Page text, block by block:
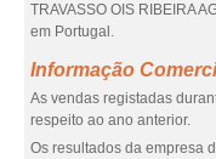
TRAVASSO OIS RIBEIRA
em Portugal.
Informação
As vendas registadas
respeito ao ano anterior.
Os resultados da empresa